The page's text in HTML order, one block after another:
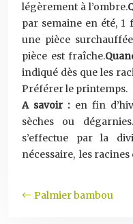
légèrement à l’ombre.
par semaine en été, 1
une pièce
pièce est fraîche.
indiqué dès que les
Préférer le printemps.
A savoir :en fin
sèches ou
s’effectue par la
nécessaire, les racines
Palmier bambou